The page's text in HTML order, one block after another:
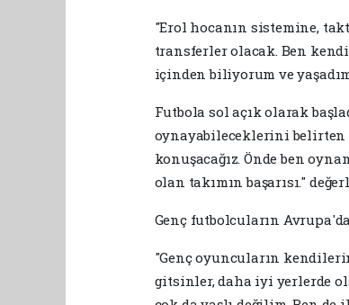
"Erol hocanın sistemine,
transferler olacak. Ben
içinden biliyorum ve
Futbola sol açık olarak
oynayabileceklerini belirten
konuşacağız. Önde ben
olan takımın başarısı."
Genç futbolcuların
"Genç oyuncuların
gitsinler, daha iyi yerlerde